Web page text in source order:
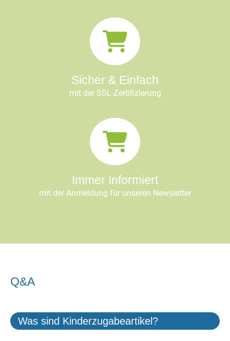
Sicher & Einfach
mit der SSL-Zertifizierung
Immer Informiert
mit der Anmeldung für unseren Newsletter
Q&A
Was sind Kinderzugabeartikel?